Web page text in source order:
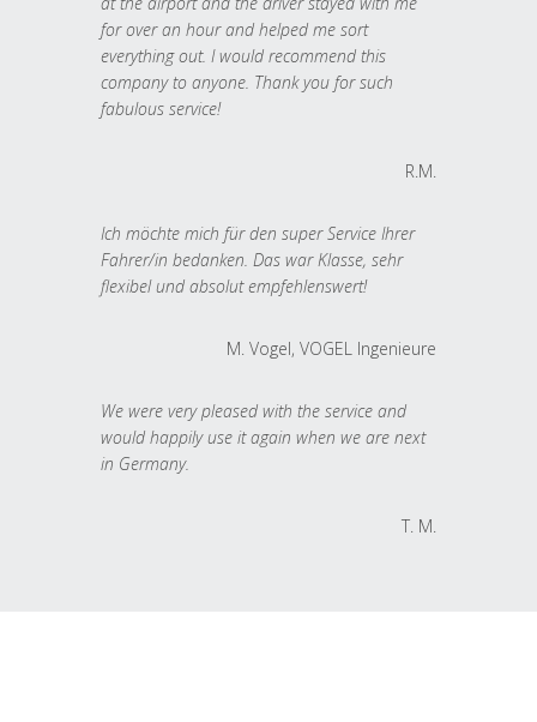
for over an hour and helped me sort
everything out. I would recommend this
company to anyone. Thank you for such
fabulous service!
R.M.
Ich möchte mich für den super Service Ihrer
Fahrer/in bedanken. Das war Klasse, sehr
flexibel und absolut empfehlenswert!
M. Vogel, VOGEL Ingenieure
We were very pleased with the service and
would happily use it again when we are next
in Germany.
T. M.